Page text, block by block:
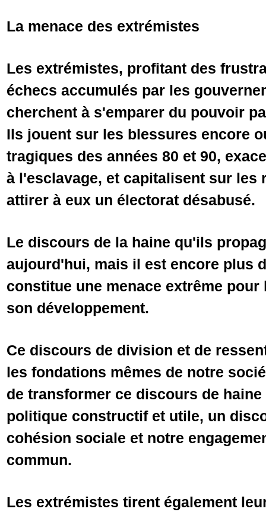
La menace des extrémistes
Les extrémistes, profitant des
échecs accumulés par les
cherchent à s'emparer du pouvoir
Ils jouent sur les blessures encore
tragiques des années 80 et 90,
à l'esclavage, et capitalisent sur les
attirer à eux un électorat désabusé.
Le discours de la haine qu'ils
aujourd'hui, mais il est encore plus
constitue une menace extrême
son développement.
Ce discours de division et de
les fondations mêmes de notre
de transformer ce discours de
politique constructif et utile, un
cohésion sociale et notre
commun.
Les extrémistes tirent également